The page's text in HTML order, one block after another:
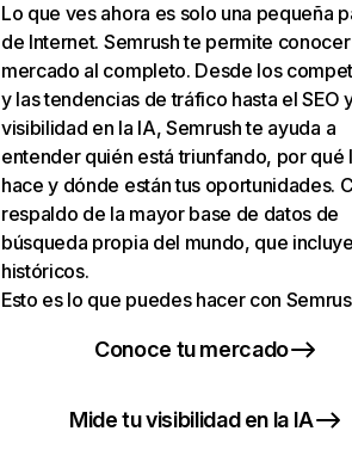
Lo que ves ahora es solo una pequeña
de Internet. Semrush te permite
mercado al completo. Desde los
y las tendencias de tráfico hasta el SEO
visibilidad en la IA, Semrush te ayuda a
entender quién está triunfando, por qué
hace y dónde están tus oportunidades.
respaldo de la mayor base de datos de
búsqueda propia del mundo, que
históricos.
Esto es lo que puedes hacer con
Conoce tu mercado
Mide tu visibilidad en la IA